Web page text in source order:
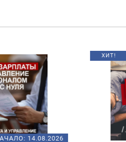
НАЧАЛО:14.08.2026